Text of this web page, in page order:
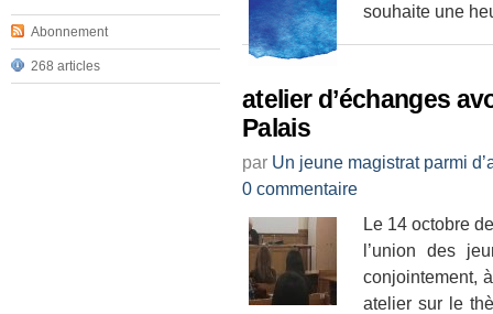
Abonnement
268 articles
souhaite une
atelier d’échanges
Palais
par Un jeune magistrat parmi
0 commentaire
Le 14 octobre
l’union des
conjointement,
atelier sur le